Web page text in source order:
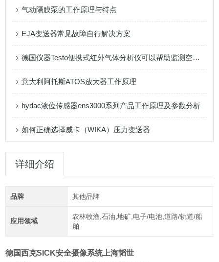
气动隔膜泵的工作原理与特点
EJA变送器常见故障自行解决方案
德国仪器Testo便携式红外气体分析仪可以帮助监测空气质量
意大利阿托斯ATOS放大器工作原理
hydac液位传感器ens3000系列产品工作原理及参数分析
如何正确选择威卡（WIKA）压力变送器
详细介绍
品牌 其他品牌
应用领域
农林牧渔,石油,地矿,电子/电池,道路/轨道/船
舶
德国西克SICK安全摄像系统上海韬世